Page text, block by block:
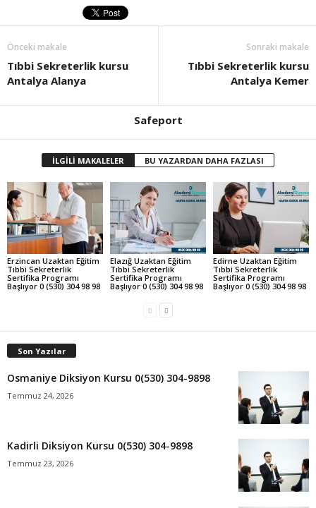
Önceki makale
Tıbbi Sekreterlik kursu
Antalya Alanya
Sonraki makale
Tıbbi Sekreterlik kursu
Antalya Kemer
Safeport
İLGİLİ MAKALELER BU YAZARDAN DAHA FAZLASI
Erzincan Uzaktan Eğitim
Tıbbi Sekreterlik
Sertifika Programı
Başlıyor 0 (530) 304 98 98
Elazığ Uzaktan Eğitim
Tıbbi Sekreterlik
Sertifika Programı
Başlıyor 0 (530) 304 98 98
Edirne Uzaktan Eğitim
Tıbbi Sekreterlik
Sertifika Programı
Başlıyor 0 (530) 304 98 98
Son Yazılar
Osmaniye Diksiyon Kursu 0(530) 304-9898
Temmuz 24, 2026
Kadirli Diksiyon Kursu 0(530) 304-9898
Temmuz 23, 2026